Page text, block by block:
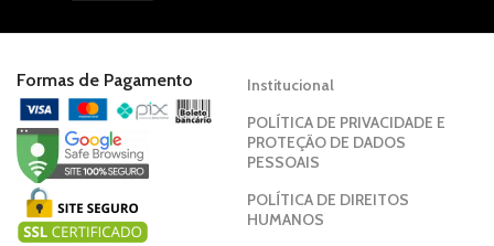
Formas de Pagamento
Institucional
POLÍTICA DE PRIVACIDADE E
PROTEÇÃO DE DADOS
PESSOAIS
POLÍTICA DE DIREITOS
HUMANOS